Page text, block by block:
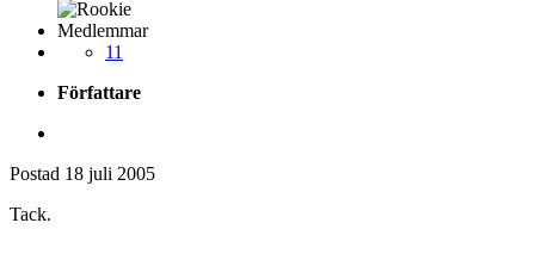
Medlemmar
11
Författare
Postad 18 juli 2005
Tack.